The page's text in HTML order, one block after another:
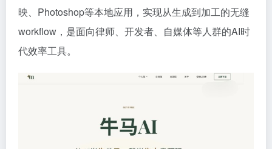
映、Photoshop等本地应用，实现从生成到加工的无缝
workflow，是面向律师、开发者、自媒体等人群的AI时
代效率工具。